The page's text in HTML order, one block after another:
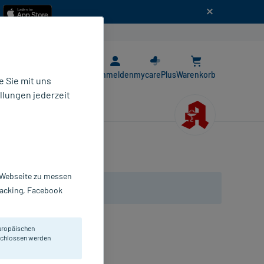
AnmeldenmycarePlusWarenkorb
Hals.
Sie mit uns
jederzeit
zu messen
Facebook
werden